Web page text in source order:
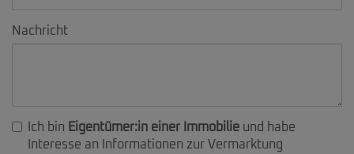
Nachricht
Ich bin Eigentümer:in einer Immobilie und habe
Interesse an Informationen zur Vermarktung